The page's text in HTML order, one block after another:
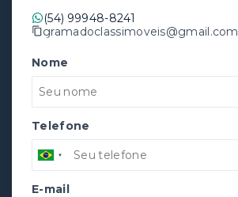
(54) 99948-8241
gramadoclassimoveis@gmail.com
Nome
Telefone
E-mail